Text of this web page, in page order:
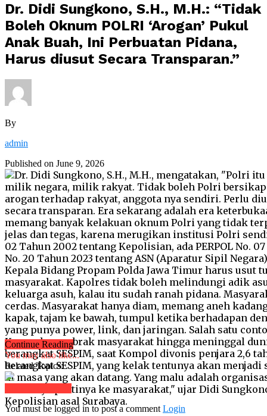
Dr. Didi Sungkono, S.H., M.H.: “Tidak
Boleh Oknum POLRI ‘Arogan’ Pukul
Anak Buah, Ini Perbuatan Pidana,
Harus diusut Secara Transparan.”
By
admin
Published on June 9, 2026
Continue Reading
You may also like...
Related Topics:
You must be logged in to post a comment Login